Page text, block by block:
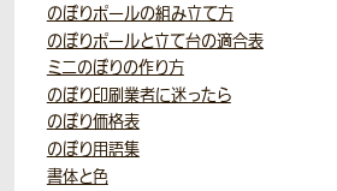
のぼりポールの組み立て方
のぼりポールと立て台の適合表
ミニのぼりの作り方
のぼり印刷業者に迷ったら
のぼり価格表
のぼり用語集
書体と色